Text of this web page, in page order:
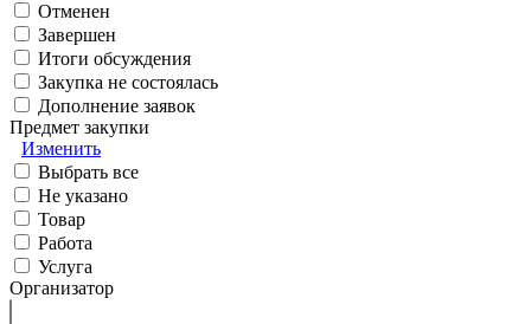
Отменен
Завершен
Итоги обсуждения
Закупка не состоялась
Дополнение заявок
Предмет закупки
Изменить
Выбрать все
Не указано
Товар
Работа
Услуга
Организатор